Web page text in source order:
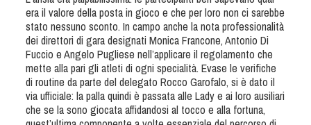
era il valore della posta in gioco e che per loro non ci sarebbe
stato nessuno sconto. In campo anche la nota professionalità
dei direttori di gara designati Monica Francone, Antonio Di
Fuccio e Angelo Pugliese nell’applicare il regolamento che
mette alla pari gli atleti di ogni specialità. Evase le verifiche
di routine da parte del delegato Rocco Garofalo, si è dato il
via ufficiale: la palla quindi è passata alle Lady e ai loro ausiliari
che se la sono giocata affidandosi al tocco e alla fortuna,
Paintball
Softair
Cinofilia Sportiva